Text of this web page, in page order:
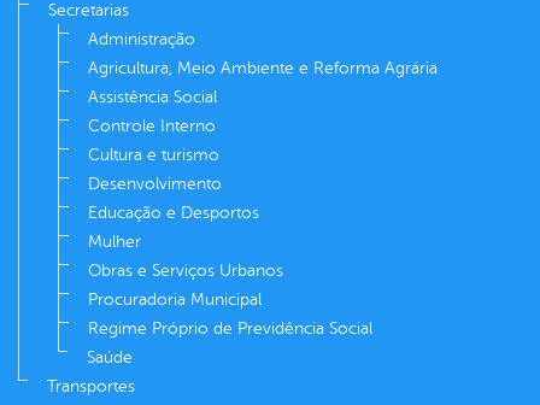
Secretarias
Administração
Agricultura, Meio Ambiente e Reforma Agrária
Assistência Social
Controle Interno
Cultura e turismo
Desenvolvimento
Educação e Desportos
Mulher
Obras e Serviços Urbanos
Procuradoria Municipal
Regime Próprio de Previdência Social
Saúde
Transportes